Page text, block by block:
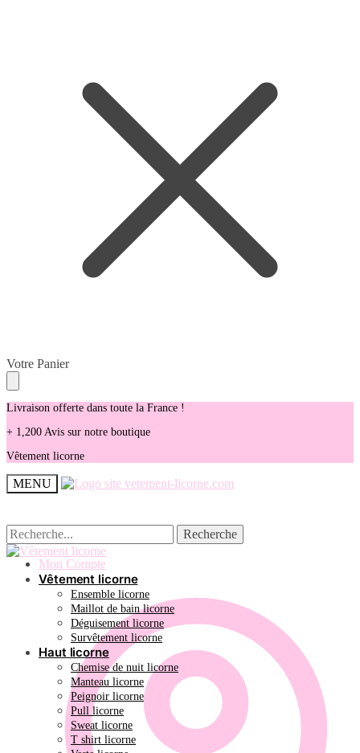
Skip
to
navigation
Skip
to
content
Votre Panier
Livraison offerte dans toute la France !
+ 1,200 Avis sur notre boutique
Vêtement licorne
MENU
Recherche
pour :
Recherche
Mon Compte
Recherche
pour :
Recherche
Vêtement licorne
Ensemble licorne
Maillot de bain licorne
Déguisement licorne
Survêtement licorne
Haut licorne
Chemise de nuit licorne
Manteau licorne
Peignoir licorne
Pull licorne
Sweat licorne
T shirt licorne